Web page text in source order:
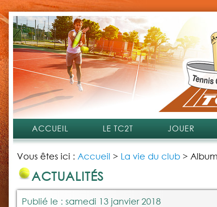
ACCUEIL LE TC2T JOUER
Vous êtes ici : Accueil > La vie du club >
ACTUALITÉS
Publié le : samedi 13 janvier 2018